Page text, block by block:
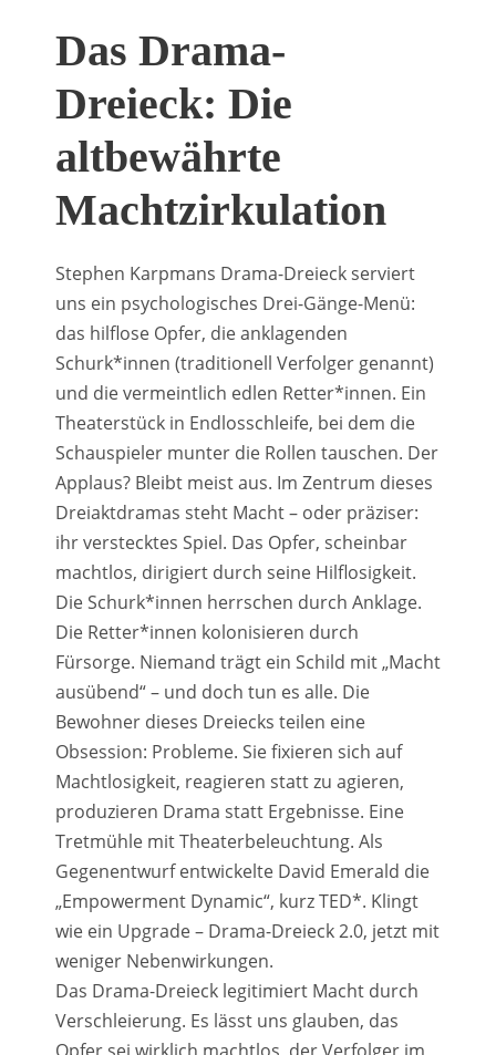
Das Drama-
Dreieck: Die
altbewährte
Machtzirkulation
Stephen Karpmans Drama-Dreieck serviert
uns ein psychologisches Drei-Gänge-Menü:
das hilflose Opfer, die anklagenden
Schurk*innen (traditionell Verfolger genannt)
und die vermeintlich edlen Retter*innen. Ein
Theaterstück in Endlosschleife, bei dem die
Schauspieler munter die Rollen tauschen. Der
Applaus? Bleibt meist aus. Im Zentrum dieses
Dreiaktdramas steht Macht – oder präziser:
ihr verstecktes Spiel. Das Opfer, scheinbar
machtlos, dirigiert durch seine Hilflosigkeit.
Die Schurk*innen herrschen durch Anklage.
Die Retter*innen kolonisieren durch
Fürsorge. Niemand trägt ein Schild mit „Macht
ausübend“ – und doch tun es alle. Die
Bewohner dieses Dreiecks teilen eine
Obsession: Probleme. Sie fixieren sich auf
Machtlosigkeit, reagieren statt zu agieren,
produzieren Drama statt Ergebnisse. Eine
Tretmühle mit Theaterbeleuchtung. Als
Gegenentwurf entwickelte David Emerald die
„Empowerment Dynamic“, kurz TED*. Klingt
wie ein Upgrade – Drama-Dreieck 2.0, jetzt mit
weniger Nebenwirkungen.
Das Drama-Dreieck legitimiert Macht durch
Verschleierung. Es lässt uns glauben, das